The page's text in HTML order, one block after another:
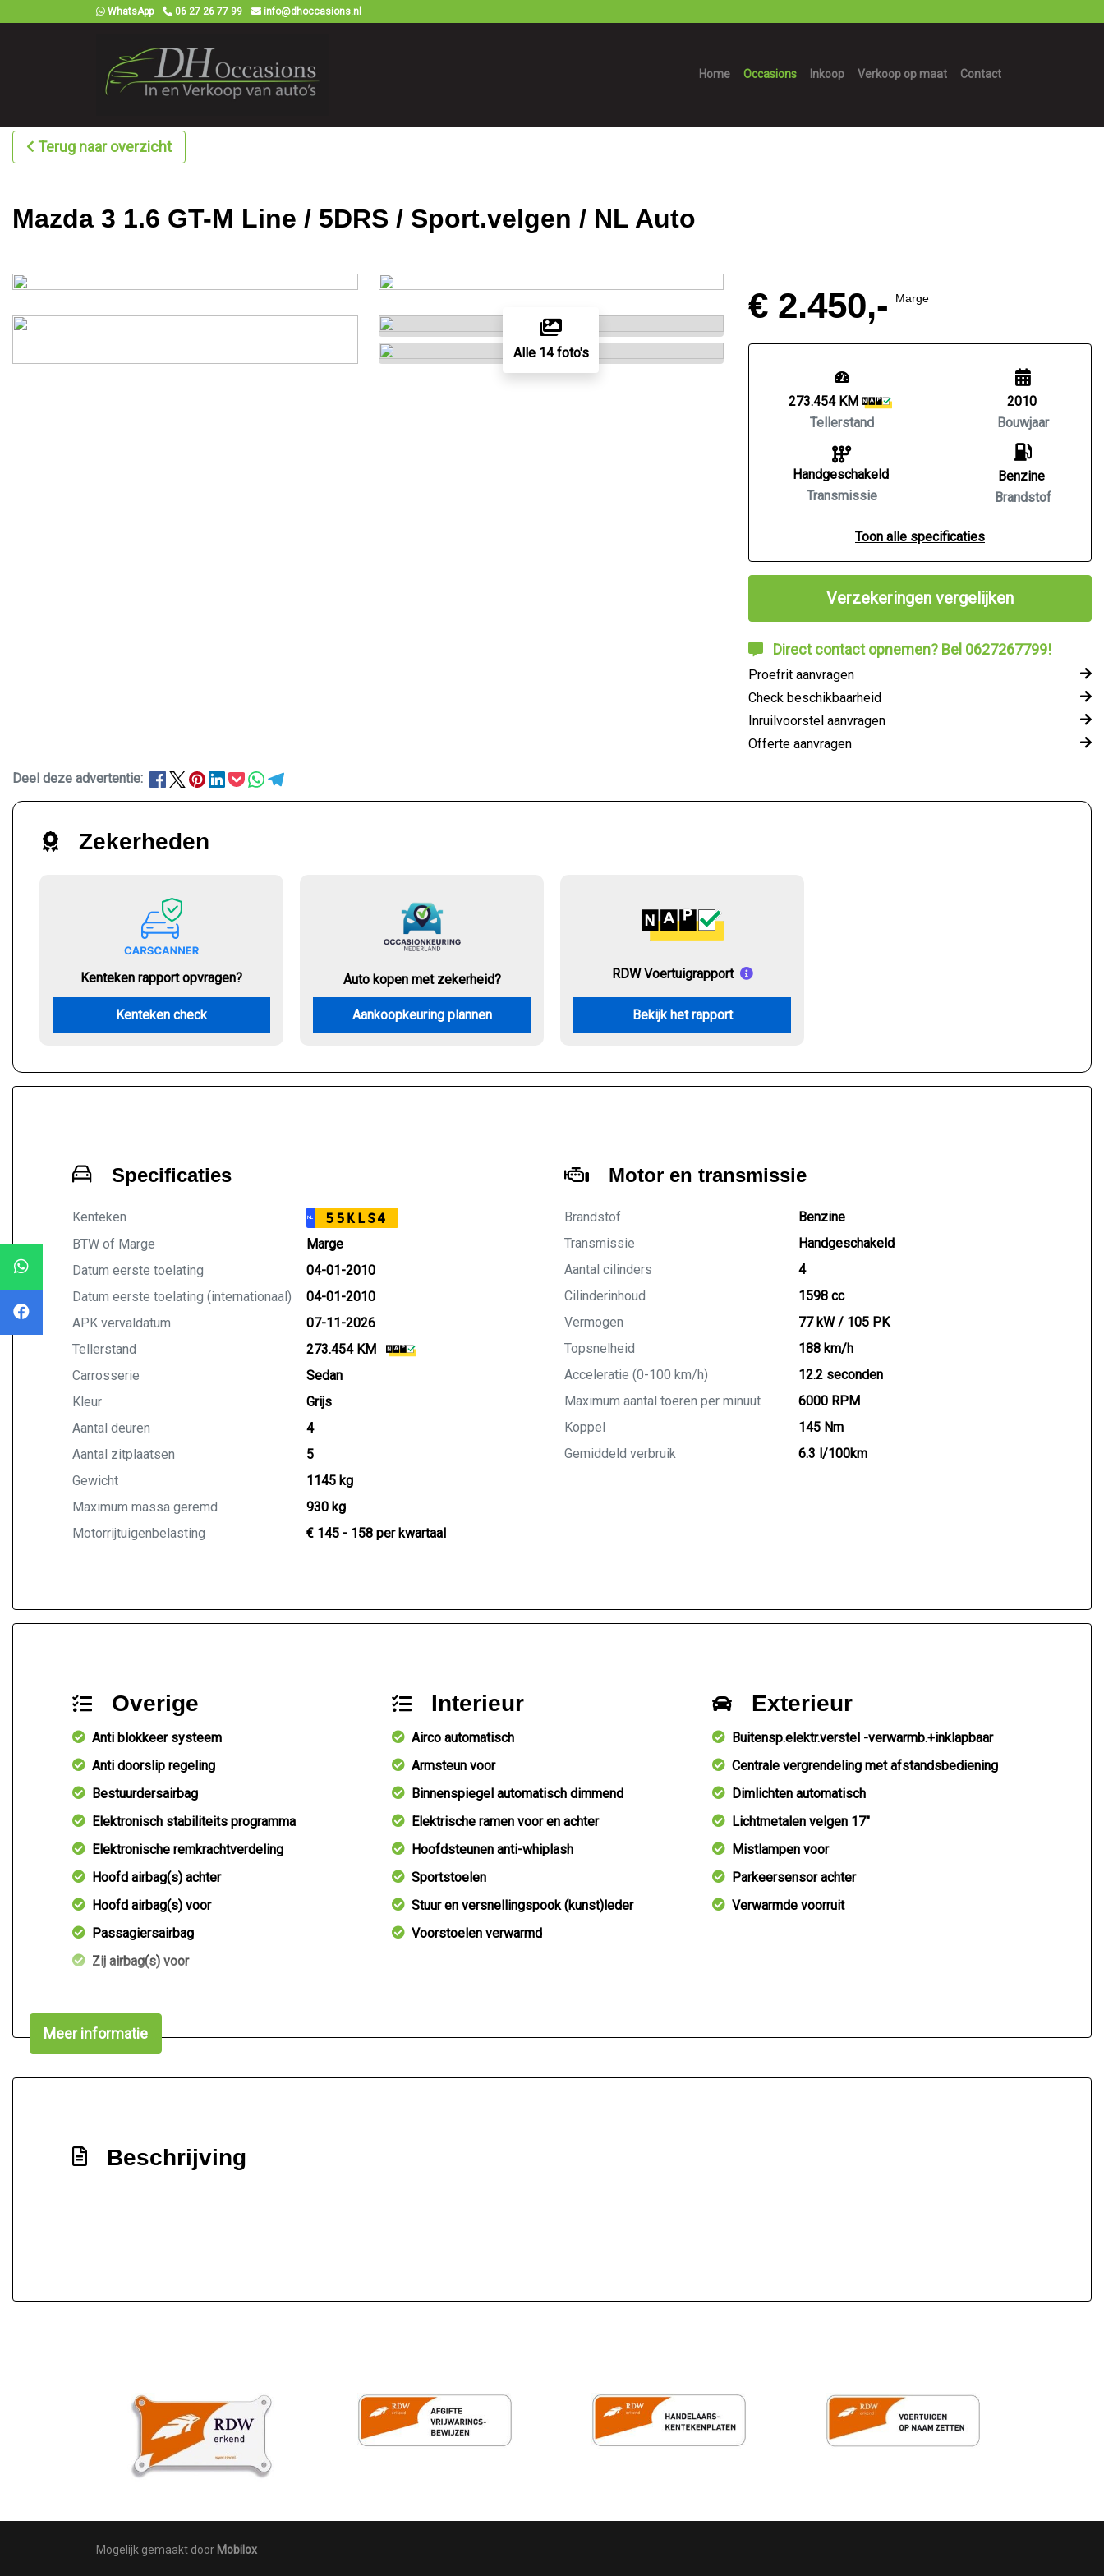
WhatsApp 06 27 26 77 99 info@dhoccasions.nl
Home Occasions Inkoop Verkoop op maat Contact
Terug naar overzicht
Mazda 3 1.6 GT-M Line / 5DRS / Sport.velgen / NL Auto
Alle 14 foto's
€ 2.450,- Marge
273.454 KM
Tellerstand
Handgeschakeld
Transmissie
2010
Bouwjaar
Benzine
Brandstof
Toon alle specificaties
Verzekeringen vergelijken
Direct contact opnemen? Bel 0627267799!
Proefrit aanvragen
Check beschikbaarheid
Inruilvoorstel aanvragen
Offerte aanvragen
Deel deze advertentie:
Zekerheden
Kenteken rapport opvragen?
Kenteken check
Auto kopen met zekerheid?
Aankoopkeuring plannen
RDW Voertuigrapport
Bekijk het rapport
Specificaties
Kenteken NL 55KLS4
BTW of Marge
Marge
Datum eerste toelating
04-01-2010
Datum eerste toelating (internationaal)
04-01-2010
APK vervaldatum
07-11-2026
Tellerstand
273.454 KM
Carrosserie
Sedan
Kleur
Grijs
Aantal deuren
4
Aantal zitplaatsen
5
Gewicht
1145 kg
Maximum massa geremd
930 kg
Motorrijtuigenbelasting
€ 145 - 158 per kwartaal
Motor en transmissie
Brandstof
Benzine
Transmissie
Handgeschakeld
Aantal cilinders
4
Cilinderinhoud
1598 cc
Vermogen
77 kW / 105 PK
Topsnelheid
188 km/h
Acceleratie (0-100 km/h)
12.2 seconden
Maximum aantal toeren per minuut
6000 RPM
Koppel
145 Nm
Gemiddeld verbruik
6.3 l/100km
Overige
Anti blokkeer systeem
Anti doorslip regeling
Bestuurdersairbag
Elektronisch stabiliteits programma
Elektronische remkrachtverdeling
Hoofd airbag(s) achter
Hoofd airbag(s) voor
Passagiersairbag
Zij airbag(s) voor
Interieur
Airco automatisch
Armsteun voor
Binnenspiegel automatisch dimmend
Elektrische ramen voor en achter
Hoofdsteunen anti-whiplash
Sportstoelen
Stuur en versnellingspook (kunst)leder
Voorstoelen verwarmd
Exterieur
Buitensp.elektr.verstel -verwarmb.+inklapbaar
Centrale vergrendeling met afstandsbediening
Dimlichten automatisch
Lichtmetalen velgen 17"
Mistlampen voor
Parkeersensor achter
Verwarmde voorruit
Meer informatie
Beschrijving
Mogelijk gemaakt door Mobilox